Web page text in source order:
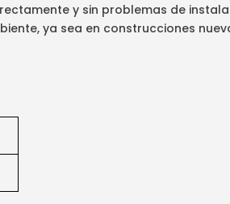
y sin problemas de
ya sea en construcciones